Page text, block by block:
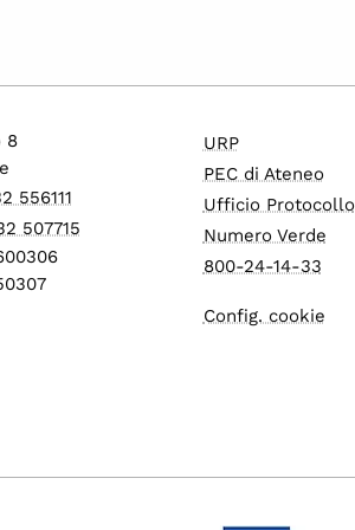
8
556111
507715
URP
PEC di Ateneo
Ufficio Protocollo
Numero Verde
800-24-14-33
Config. cookie